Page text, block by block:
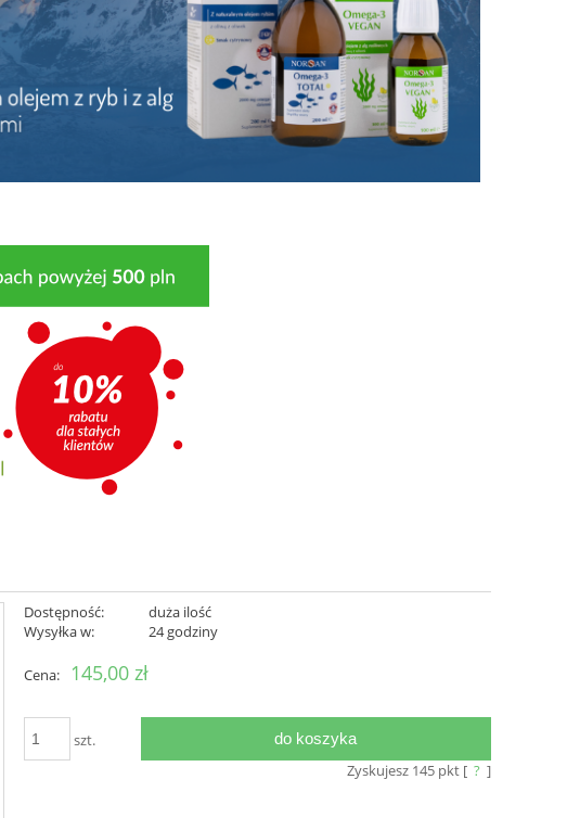
Dostępność:
duża ilość
Wysyłka w:
24 godziny
Cena: 145,00 zł
szt. do koszyka
Zyskujesz 145pkt [ ? ]